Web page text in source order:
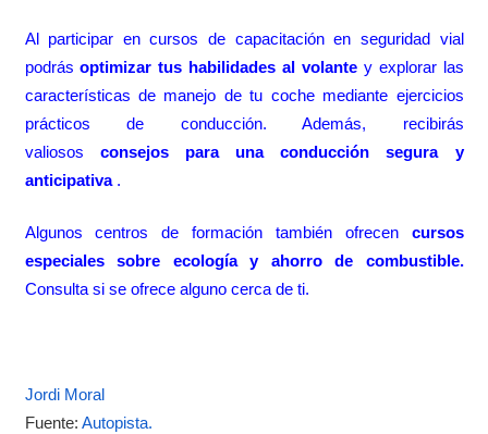
Al participar en cursos de capacitación en seguridad vial
podrásoptimizar tus habilidades al volantey explorar las
características de manejo de tu coche mediante ejercicios
prácticos de conducción. Además, recibirás
valiosos consejos para una conducción segura y
anticipativa.
Algunos centros de formación también ofrecen cursos
especiales sobre ecología y ahorro de combustible.
Consulta si se ofrece alguno cerca de ti.
Jordi Moral
Fuente: Autopista.